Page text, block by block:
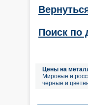
Поиск по
Цены на
Мировые и
черные и